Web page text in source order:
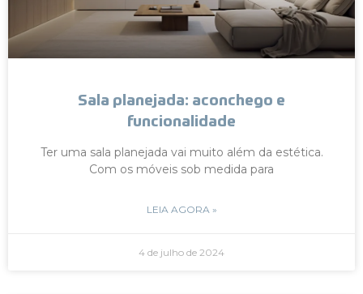
Sala planejada: aconchego e
funcionalidade
Ter uma sala planejada vai muito além da estética.
Com os móveis sob medida para
LEIA AGORA »
4 de julho de 2024